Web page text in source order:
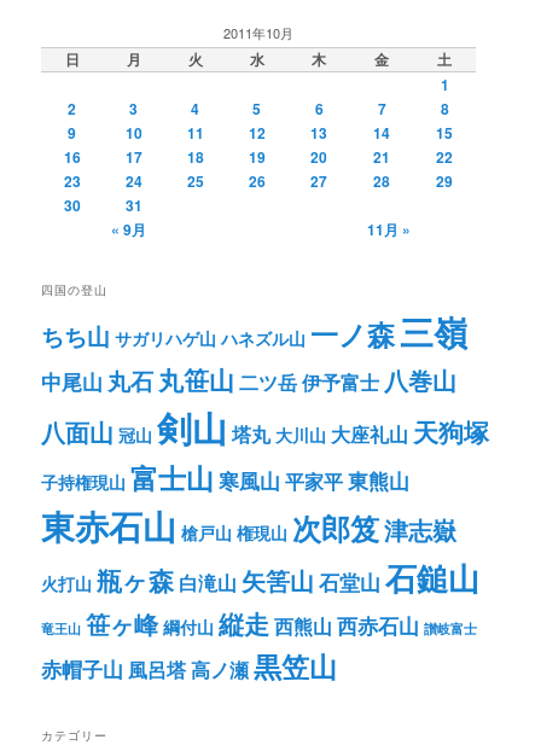
2011年10月
日 月 火 水 木 金
土
1
2
3 4 5 6 7
8
9
10 11 12 13 14
15
16
17 18 19 20 21
22
23
24 25 26 27 28
29
30
31
« 9月
11月 »
四国の登山
ちち山 サガリハゲ山 ハネズル山 一ノ森三嶺
中尾山 丸石丸笹山 二ツ岳伊予富士 八巻山
八面山 冠山 剣山 塔丸 大川山 大座礼山 天狗塚
子持権現山 富士山 寒風山 平家平東熊山
東赤石山 槍戸山 権現山 次郎笈津志嶽
火打山 瓶ヶ森 白滝山 矢筈山 石堂山 石鎚山
竜王山 笹ヶ峰 綱付山 縦走 西熊山 西赤石山 讃岐富士
赤帽子山 風呂塔高ノ瀬黒笠山
カテゴリー